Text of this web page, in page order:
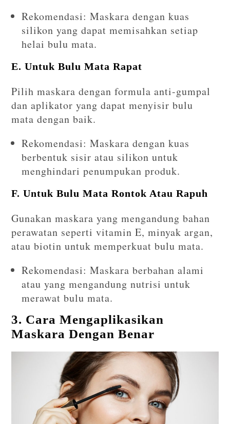
Rekomendasi: Maskara dengan kuas
silikon yang dapat memisahkan setiap
helai bulu mata.
E. Untuk Bulu Mata Rapat
Pilih maskara dengan formula anti-gumpal
dan aplikator yang dapat menyisir bulu
mata dengan baik.
Rekomendasi: Maskara dengan kuas
berbentuk sisir atau silikon untuk
menghindari penumpukan produk.
F. Untuk Bulu Mata Rontok Atau Rapuh
Gunakan maskara yang mengandung bahan
perawatan seperti vitamin E, minyak argan,
atau biotin untuk memperkuat bulu mata.
Rekomendasi: Maskara berbahan alami
atau yang mengandung nutrisi untuk
merawat bulu mata.
3. Cara Mengaplikasikan
Maskara Dengan Benar